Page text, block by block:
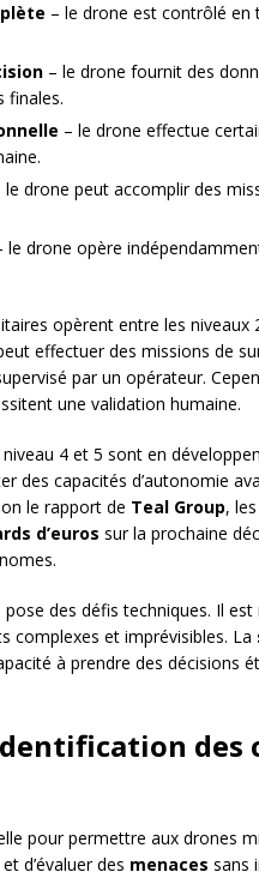
– le drone est contrôlé
– le drone fournit des
finales.
– le drone effectue
le drone peut accomplir des
le drone opère
opèrent entre les niveaux
effectuer des missions de
par un opérateur.
une validation humaine.
4 et 5 sont en
des capacités d’autonomie
le rapport de Teal Group,
d’euros sur la prochaine
des défis techniques. Il
complexes et imprévisibles. La
à prendre des décisions
pour permettre aux drones
et d’évaluer des menaces sans